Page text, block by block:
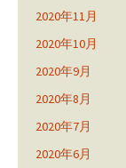
2020年11月
2020年10月
2020年9月
2020年8月
2020年7月
2020年6月